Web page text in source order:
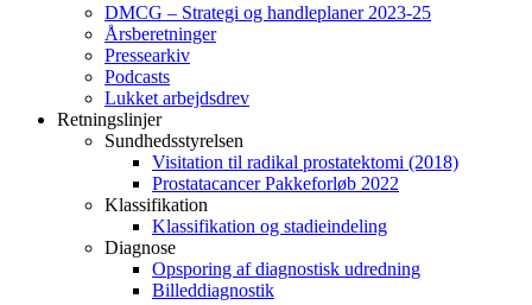
DMCG – Strategi og handleplaner 2023-25
Årsberetninger
Pressearkiv
Podcasts
Lukket arbejdsdrev
Retningslinjer
Sundhedsstyrelsen
Visitation til radikal prostatektomi (2018)
Prostatacancer Pakkeforløb 2022
Klassifikation
Klassifikation og stadieindeling
Diagnose
Opsporing af diagnostisk udredning
Billeddiagnostik